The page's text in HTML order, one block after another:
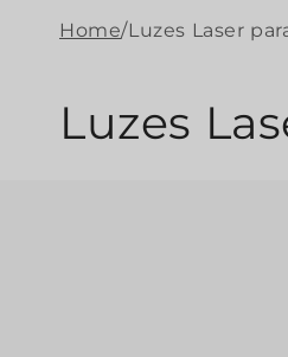
Home/Luzes Laser
C
Luzes